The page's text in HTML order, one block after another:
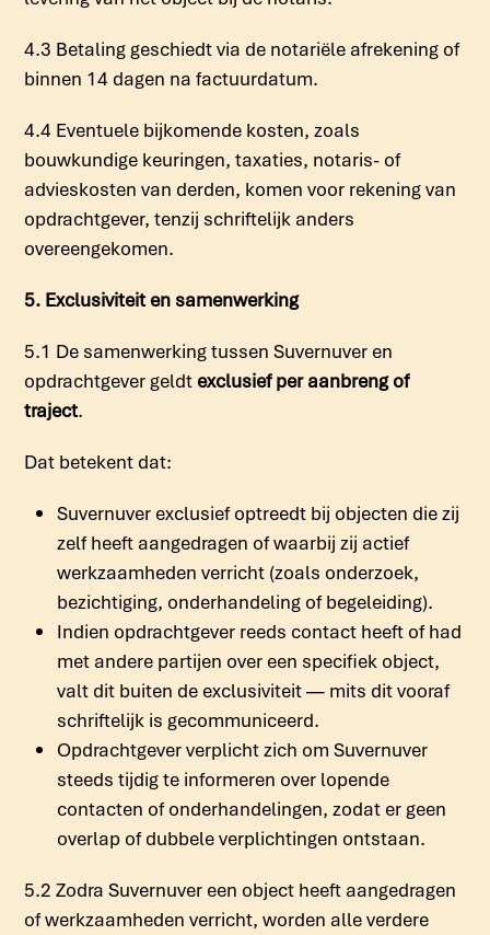
4.3 Betaling geschiedt via de notariële afrekening of
binnen 14 dagen na factuurdatum.
4.4 Eventuele bijkomende kosten, zoals
bouwkundige keuringen, taxaties, notaris- of
advieskosten van derden, komen voor rekening van
opdrachtgever, tenzij schriftelijk anders
overeengekomen.
5. Exclusiviteit en samenwerking
5.1 De samenwerking tussen Suvernuver en
opdrachtgever geldt exclusief per aanbreng of
traject.
Dat betekent dat:
Suvernuver exclusief optreedt bij objecten die zij
zelf heeft aangedragen of waarbij zij actief
werkzaamheden verricht (zoals onderzoek,
bezichtiging, onderhandeling of begeleiding).
Indien opdrachtgever reeds contact heeft of had
met andere partijen over een specifiek object,
valt dit buiten de exclusiviteit — mits dit vooraf
schriftelijk is gecommuniceerd.
Opdrachtgever verplicht zich om Suvernuver
steeds tijdig te informeren over lopende
contacten of onderhandelingen, zodat er geen
overlap of dubbele verplichtingen ontstaan.
5.2 Zodra Suvernuver een object heeft aangedragen
of werkzaamheden verricht, worden alle verdere